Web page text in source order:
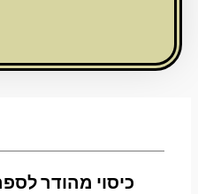
בטון
כיסוי מהודר